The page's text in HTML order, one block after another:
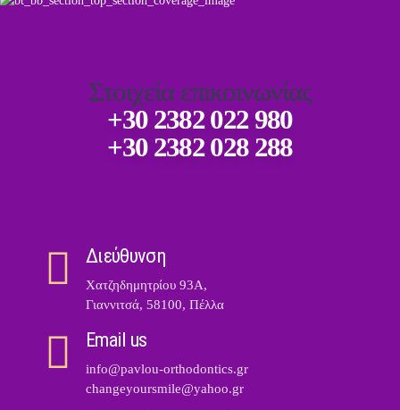
Στοιχεία επικοινωνίας
+30 2382 022 980
+30 2382 028 288
Διεύθυνση
Χατζηδημητρίου 93Α,
Γιαννιτσά, 58100, Πέλλα
Email us
info@pavlou-orthodontics.gr
changeyoursmile@yahoo.gr